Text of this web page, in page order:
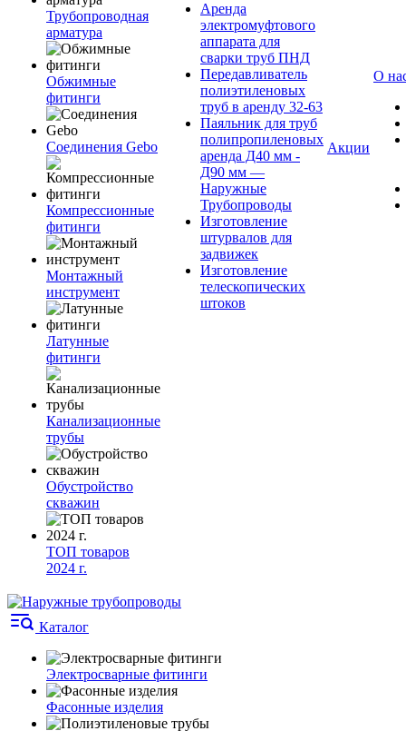
Трубопроводная
арматура
Обжимные
фитинги
Соединения Gebo
Компрессионные
фитинги
Монтажный
инструмент
Латунные
фитинги
Канализационные
трубы
Обустройство
скважин
ТОП товаров
2024 г.
Аренда
электромуфтового
аппарата для
сварки труб ПНД
Передавливатель
полиэтиленовых
труб в аренду 32-63
Паяльник для труб
полипропиленовых
аренда Д40 мм -
Д90 мм —
Наружные
Трубопроводы
Изготовление
штурвалов для
задвижек
Изготовление
телескопических
штоков
Акции
О
Каталог
Электросварные фитинги
Фасонные изделия